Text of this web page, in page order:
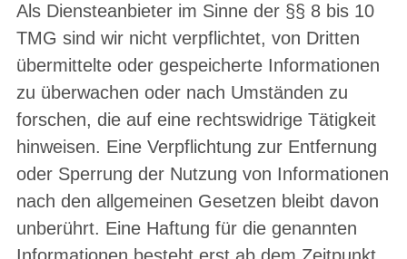
Als Diensteanbieter im Sinne der §§ 8 bis 10
TMG sind wir nicht verpflichtet, von Dritten
übermittelte oder gespeicherte Informationen
zu überwachen oder nach Umständen zu
forschen, die auf eine rechtswidrige Tätigkeit
hinweisen. Eine Verpflichtung zur Entfernung
oder Sperrung der Nutzung von Informationen
nach den allgemeinen Gesetzen bleibt davon
unberührt. Eine Haftung für die genannten